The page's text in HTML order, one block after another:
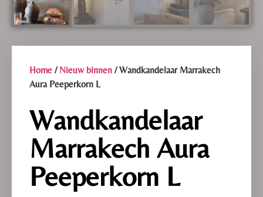
Home /Nieuw binnen / Wandkandelaar Marrakech
Aura Peeperkorn L
Wandkandelaar
Marrakech Aura
Peeperkorn L